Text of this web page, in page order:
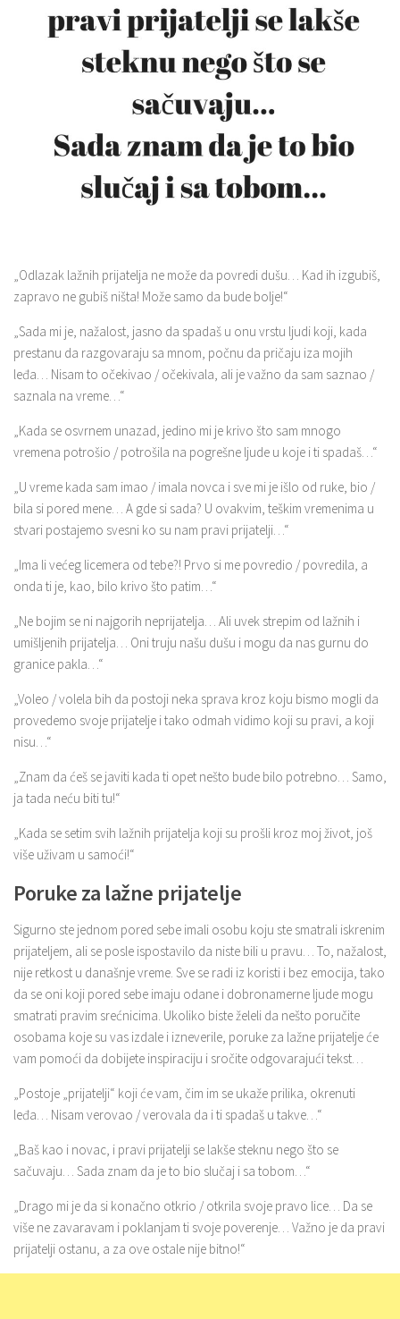
„Odlazak lažnih prijatelja ne može da povredi dušu… Kad ih izgubiš,
zapravo ne gubiš ništa! Može samo da bude bolje!“
„Sada mi je, nažalost, jasno da spadaš u onu vrstu ljudi koji, kada
prestanu da razgovaraju sa mnom, počnu da pričaju iza mojih
leđa… Nisam to očekivao / očekivala, ali je važno da sam saznao /
saznala na vreme…“
„Kada se osvrnem unazad, jedino mi je krivo što sam mnogo
vremena potrošio / potrošila na pogrešne ljude u koje i ti spadaš…“
„U vreme kada sam imao / imala novca i sve mi je išlo od ruke, bio /
bila si pored mene… A gde si sada? U ovakvim, teškim vremenima u
stvari postajemo svesni ko su nam pravi prijatelji…“
„Ima li većeg licemera od tebe?! Prvo si me povredio / povredila, a
onda ti je, kao, bilo krivo što patim…“
„Ne bojim se ni najgorih neprijatelja… Ali uvek strepim od lažnih i
umišljenih prijatelja… Oni truju našu dušu i mogu da nas gurnu do
granice pakla…“
„Voleo / volela bih da postoji neka sprava kroz koju bismo mogli da
provedemo svoje prijatelje i tako odmah vidimo koji su pravi, a koji
nisu…“
„Znam da ćeš se javiti kada ti opet nešto bude bilo potrebno… Samo,
ja tada neću biti tu!“
„Kada se setim svih lažnih prijatelja koji su prošli kroz moj život, još
više uživam u samoći!“
Poruke za lažne prijatelje
Sigurno ste jednom pored sebe imali osobu koju ste smatrali iskrenim
prijateljem, ali se posle ispostavilo da niste bili u pravu… To, nažalost,
nije retkost u današnje vreme. Sve se radi iz koristi i bez emocija, tako
da se oni koji pored sebe imaju odane i dobronamerne ljude mogu
smatrati pravim srećnicima. Ukoliko biste želeli da nešto poručite
osobama koje su vas izdale i izneverile, poruke za lažne prijatelje će
vam pomoći da dobijete inspiraciju i sročite odgovarajući tekst…
„Postoje „prijatelji“ koji će vam, čim im se ukaže prilika, okrenuti
leđa… Nisam verovao / verovala da i ti spadaš u takve…“
„Baš kao i novac, i pravi prijatelji se lakše steknu nego što se
sačuvaju… Sada znam da je to bio slučaj i sa tobom…“
„Drago mi je da si konačno otkrio / otkrila svoje pravo lice… Da se
više ne zavaravam i poklanjam ti svoje poverenje… Važno je da pravi
prijatelji ostanu, a za ove ostale nije bitno!“